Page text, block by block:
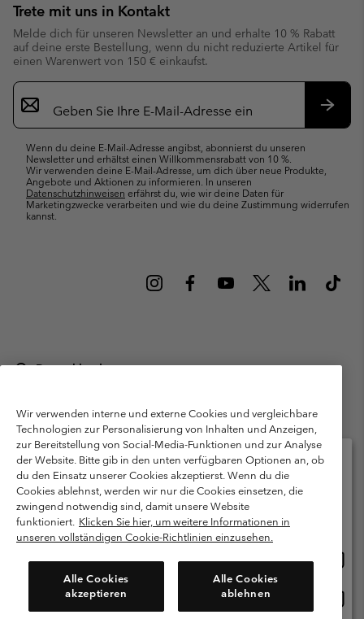
Trete mit uns in Kontakt
Melde dich für unseren Newsletter an und erhalte 10 % Rabatt
auf deine erste Bestellung, wenn du nicht reduzierte Artikel für
einen Warenwert von 150 € einkaufst.
Newsletter-
Anmeldung
Wenn du deine E-Mail-Adresse angibst, abonnierst du unseren
Newsletter und erhältst einen Willkommensrabatt von 10 %.
Wir verwenden deine E-Mail-Adresse, um dich über neue Produkte,
Angebote und Aktionen zu informieren. In unseren
Datenschutzhinweisen erfährst du, wie wir deine Daten für
Marketingzwecke verarbeiten und wie du deine Zustimmung widerrufen
kannst.
Deutschland
München Deutschland. Alle Rechte vorbehalten.
Nutzungsbedingungen
Allgemeine Verkaufsbedingungen
Garantie
Datenschutzerklärung
Bestimmungen und Bedingungen des Mitglieder Programms
Nutzungsbedingungen Für Nutzergenerierte Inhalte
Cookies
Public CBCR
Kundenservice: Mo- Fr. 9:00 - 13:00 & 14:00- 18:00 Uhr
(+)498912081004
Wir verwenden interne und externe Cookies und vergleichbare
Technologien zur Personalisierung von Inhalten und Anzeigen,
zur Bereitstellung von Social-Media-Funktionen und zur Analyse
der Website. Bitte gib in den unten verfügbaren Optionen an, ob
du den Einsatz unserer Cookies akzeptierst. Wenn du die
Cookies ablehnst, werden wir nur die Cookies einsetzen, die
zwingend notwendig sind, damit unsere Website
funktioniert. Klicken Sie hier, um weitere Informationen in
unseren vollständigen Cookie-Richtlinien einzusehen.
Alle Cookies
akzeptieren
Alle Cookies
ablehnen
Bitte wählen Sie Ihr Lieferland und Ihre Sprache
Online-Einkauf verfügbar
Deutschland